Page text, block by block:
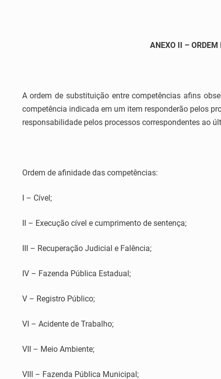
ANEXO II –
A ordem de substituição entre competências afins
competência indicada em um item responderão pelos
responsabilidade pelos processos correspondentes ao
Ordem de afinidade das competências:
I – Cível;
II – Execução cível e cumprimento de sentença;
III – Recuperação Judicial e Falência;
IV – Fazenda Pública Estadual;
V – Registro Público;
VI – Acidente de Trabalho;
VII – Meio Ambiente;
VIII – Fazenda Pública Municipal;